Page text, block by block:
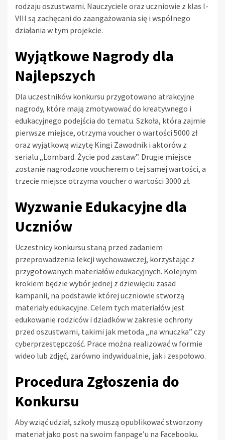
rodzaju oszustwami. Nauczyciele oraz uczniowie z klas I-
VIII są zachęcani do zaangażowania się i wspólnego
działania w tym projekcie.
Wyjątkowe Nagrody dla
Najlepszych
Dla uczestników konkursu przygotowano atrakcyjne
nagrody, które mają zmotywować do kreatywnego i
edukacyjnego podejścia do tematu. Szkoła, która zajmie
pierwsze miejsce, otrzyma voucher o wartości 5000 zł
oraz wyjątkową wizytę Kingi Zawodnik i aktorów z
serialu „Lombard. Życie pod zastaw”. Drugie miejsce
zostanie nagrodzone voucherem o tej samej wartości, a
trzecie miejsce otrzyma voucher o wartości 3000 zł.
Wyzwanie Edukacyjne dla
Uczniów
Uczestnicy konkursu staną przed zadaniem
przeprowadzenia lekcji wychowawczej, korzystając z
przygotowanych materiałów edukacyjnych. Kolejnym
krokiem będzie wybór jednej z dziewięciu zasad
kampanii, na podstawie której uczniowie stworzą
materiały edukacyjne. Celem tych materiałów jest
edukowanie rodziców i dziadków w zakresie ochrony
przed oszustwami, takimi jak metoda „na wnuczka” czy
cyberprzestępczość. Prace można realizować w formie
wideo lub zdjęć, zarówno indywidualnie, jak i zespołowo.
Procedura Zgłoszenia do
Konkursu
Aby wziąć udział, szkoły muszą opublikować stworzony
materiał jako post na swoim fanpage’u na Facebooku.